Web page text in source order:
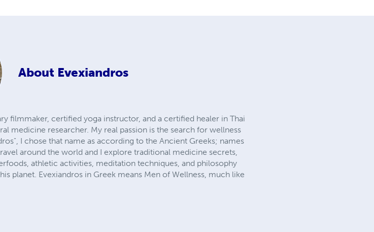
About Evexiandros
filmmaker, certified yoga instructor, and a certified healer in Thai
medicine researcher. My real passion is the search for wellness
I chose that name as according to the Ancient Greeks; names
around the world and I explore traditional medicine secrets,
athletic activities, meditation techniques, and philosophy
planet. Evexiandros in Greek means Men of Wellness, much like